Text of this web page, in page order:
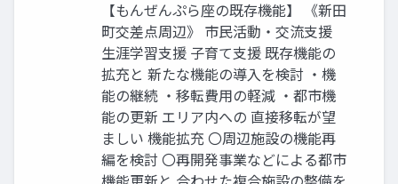
【もんぜんぷら座の既存機能】 《新田
町交差点周辺》 市民活動・交流支援
生涯学習支援 子育て支援 既存機能の
拡充と 新たな機能の導入を検討 ・機
能の継続 ・移転費用の軽減 ・都市機
能の更新 エリア内への 直接移転が望
ましい 機能拡充 〇周辺施設の機能再
編を検討 〇再開発事業などによる都市